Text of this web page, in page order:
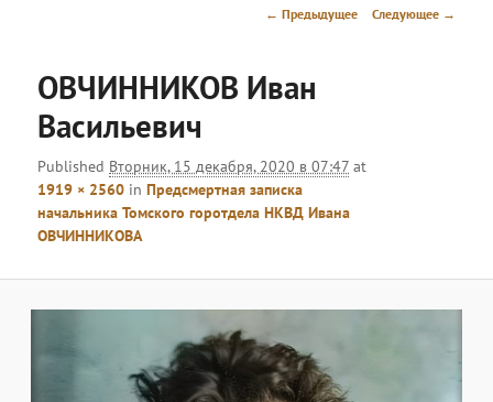
Навигация
← Предыдущее Следующее →
ОВЧИННИКОВ Иван
Васильевич
Published Вторник, 15 декабря, 2020 в 07:47 at
1919 × 2560 inПредсмертная записка
начальника Томского горотдела НКВД Ивана
ОВЧИННИКОВА